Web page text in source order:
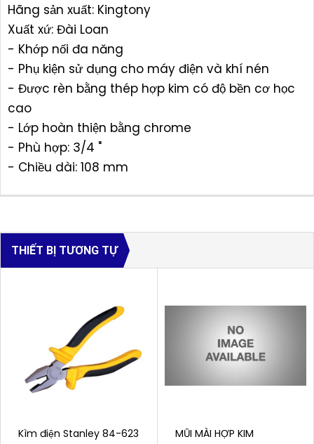
Hãng sản xuất: Kingtony
Xuất xứ: Đài Loan
- Khớp nối đa năng
- Phụ kiện sử dụng cho máy điện và khí nén
- Được rèn bằng thép hợp kim có độ bền cơ học
cao
- Lớp hoàn thiện bằng chrome
- Phù hợp: 3/4 "
- Chiều dài: 108 mm
THIẾT BỊ TƯƠNG TỰ
Kìm điện Stanley 84-623 MŨI MÀI HỢP KIM